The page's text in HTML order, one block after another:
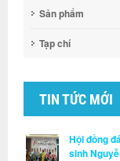
Sản phẩm
Tạp chí
TIN TỨC MỚI
Hội đồng
sinh